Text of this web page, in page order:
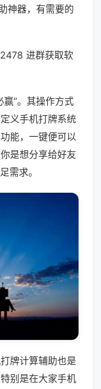
神器，有需要的
进群获取软
赢”。其操作方式
义手机打牌系统
能，一键便可以
是想分享给好友
需求。
牌计算辅助也是
别是在大家手机